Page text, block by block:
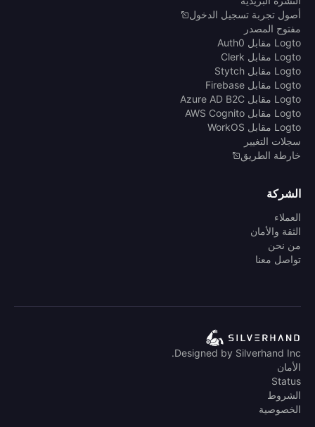
أصول تجربة تسجيل الدخول
مفتوح المصدر
Logto مقابل Auth0
Logto مقابل Clerk
Logto مقابل Stytch
Logto مقابل Firebase
Logto مقابل Azure AD B2C
Logto مقابل AWS Cognito
Logto مقابل WorkOS
سجلات التغيير
خارطة الطريق
الشركة
العملاء
الثقة والأمان
من نحن
تواصل معنا
Designed by Silverhand Inc.
الأمان
Status
الشروط
الخصوصية